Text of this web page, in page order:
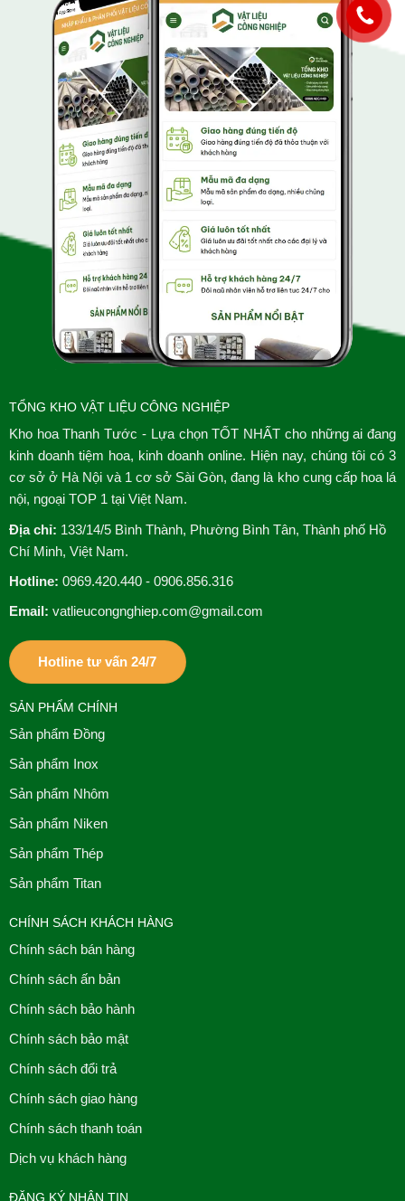
TỔNG KHO VẬT LIỆU CÔNG NGHIỆP
Kho hoa Thanh Tước - Lựa chọn TỐT NHẤT cho những ai đang
kinh doanh tiệm hoa, kinh doanh online. Hiện nay, chúng tôi có 3
cơ sở ở Hà Nội và 1 cơ sở Sài Gòn, đang là kho cung cấp hoa lá
nội, ngoại TOP 1 tại Việt Nam.
Địa chỉ: 133/14/5 Bình Thành, Phường Bình Tân, Thành phố Hồ
Chí Minh, Việt Nam.
Hotline: 0969.420.440 - 0906.856.316
Email: vatlieucongnghiep.com@gmail.com
Hotline tư vấn 24/7
SẢN PHẨM CHÍNH
Sản phẩm Đồng
Sản phẩm Inox
Sản phẩm Nhôm
Sản phẩm Niken
Sản phẩm Thép
Sản phẩm Titan
CHÍNH SÁCH KHÁCH HÀNG
Chính sách bán hàng
Chính sách ấn bản
Chính sách bảo hành
Chính sách bảo mật
Chính sách đổi trả
Chính sách giao hàng
Chính sách thanh toán
Dịch vụ khách hàng
ĐĂNG KÝ NHẬN TIN